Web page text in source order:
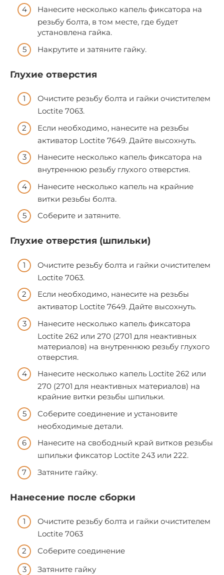
Нанесите несколько капель фиксатора на
резьбу болта, в том месте, где будет
установлена гайка.
Накрутите и затяните гайку.
Глухие отверстия
Очистите резьбу болта и гайки очистителем
Loctite 7063.
Если необходимо, нанесите на резьбы
активатор Loctite 7649. Дайте высохнуть.
Нанесите несколько капель фиксатора на
внутреннюю резьбу глухого отверстия.
Нанесите несколько капель на крайние
витки резьбы болта.
Соберите и затяните.
Глухие отверстия (шпильки)
Очистите резьбу болта и гайки очистителем
Loctite 7063.
Если необходимо, нанесите на резьбы
активатор Loctite 7649. Дайте высохнуть.
Нанесите несколько капель фиксатора
Loctite 262 или 270 (2701 для неактивных
материалов) на внутреннюю резьбу глухого
отверстия.
Нанесите несколько капель Loctite 262 или
270 (2701 для неактивных материалов) на
крайние витки резьбы шпильки.
Соберите соединение и установите
необходимые детали.
Нанесите на свободный край витков резьбы
шпильки фиксатор Loctite 243 или 222.
Затяните гайку.
Нанесение после сборки
Очистите резьбу болта и гайки очистителем
Loctite 7063
Соберите соединение
Затяните гайку